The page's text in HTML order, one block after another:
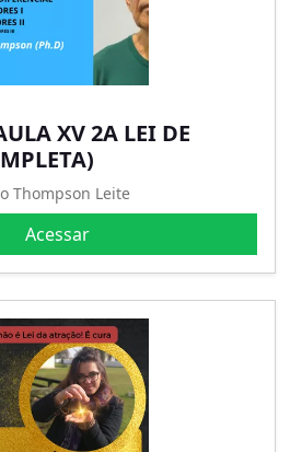
XV 2A LEI DE
Thompson Leite
Acessar